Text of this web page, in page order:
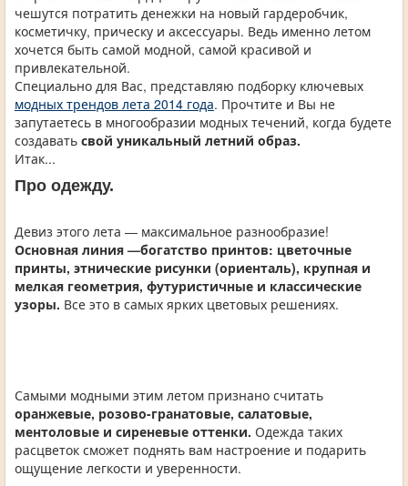
чешутся потратить денежки на новый гардеробчик,
косметичку, прическу и аксессуары. Ведь именно летом
хочется быть самой модной, самой красивой и
привлекательной.
Специально для Вас, представляю подборку ключевых
модных трендов лета 2014 года. Прочтите и Вы не
запутаетесь в многообразии модных течений, когда будете
создавать свой уникальный летний образ.
Итак...
Про одежду.
Девиз этого лета — максимальное разнообразие!
Основная линия —богатство принтов: цветочные
принты, этнические рисунки (ориенталь), крупная и
мелкая геометрия, футуристичные и классические
узоры. Все это в самых ярких цветовых решениях.
Самыми модными этим летом признано считать
оранжевые, розово-гранатовые, салатовые,
ментоловые и сиреневые оттенки. Одежда таких
расцветок сможет поднять вам настроение и подарить
ощущение легкости и уверенности.